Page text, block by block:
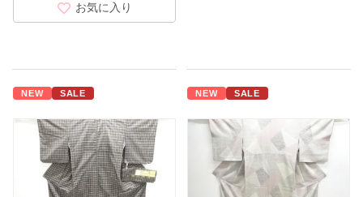
お気に入り
NEW SALE NEW SALE